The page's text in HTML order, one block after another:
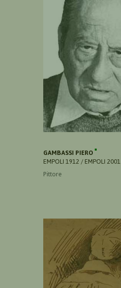
GAMBASSI PIERO
EMPOLI 1912 / EMPOLI 2001
Pittore